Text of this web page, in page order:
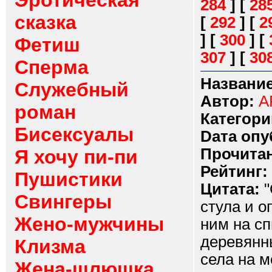
сказка
Фетиш
Сперма
Служебный
роман
Бисексуалы
Я хочу пи-пи
Пушистики
Свингеры
Жено-мужчины
Клизма
284] [
[ 292 ] [
] [ 300 ] [
307 ] [
Автор:
Dата
Рейтинг:
Цитата:
стула и
ним на
села на